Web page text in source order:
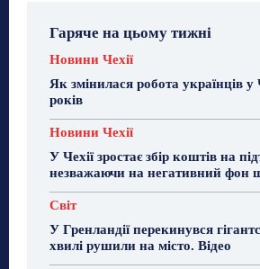
Гаряче на цьому тижні
Новини Чехії
Як змінилася робота українців у
років
Новини Чехії
У Чехії зростає збір коштів на
незважаючи на негативний фон
Світ
У Гренландії перекинувся
хвилі рушили на місто. Відео